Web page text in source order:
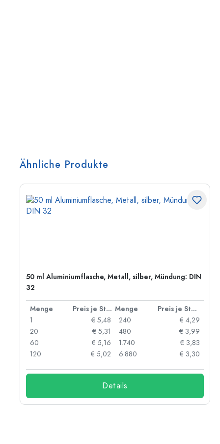
Ähnliche Produkte
50 ml Aluminiumflasche, Metall, silber, Mündung: DIN
32
Menge Preis je Stück Menge
Preis je Stück
1
€ 5,48
20
€ 5,31
60
€ 5,16
120
€ 5,02
240
€ 4,29
480
€ 3,99
1.740
€ 3,83
6.880
€ 3,30
Details